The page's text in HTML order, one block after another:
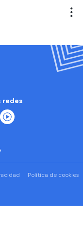
redes
Política de cookies